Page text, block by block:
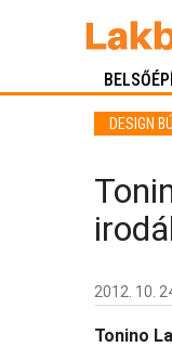
DESIGN
2012. 10.
Tonino